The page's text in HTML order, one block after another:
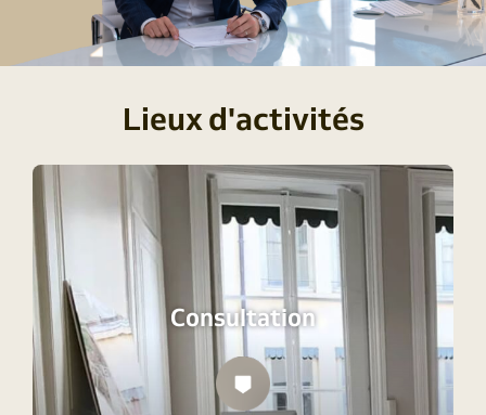
Lieux d'activités
Consultation